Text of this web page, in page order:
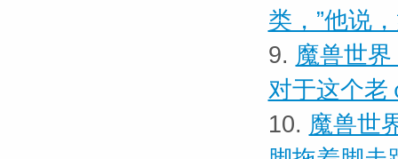
类，”他说
9. 魔兽世
对于这个老
10. 魔兽世